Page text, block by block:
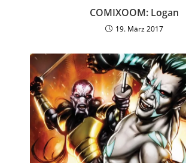
COMIXOOM: Logan
19. März 2017